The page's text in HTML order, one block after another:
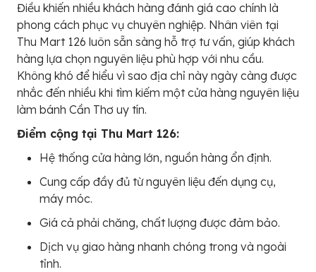
Điều khiến nhiều khách hàng đánh giá cao chính là
phong cách phục vụ chuyên nghiệp. Nhân viên tại
Thu Mart 126 luôn sẵn sàng hỗ trợ tư vấn, giúp khách
hàng lựa chọn nguyên liệu phù hợp với nhu cầu.
Không khó để hiểu vì sao địa chỉ này ngày càng được
nhắc đến nhiều khi tìm kiếm một cửa hàng nguyên liệu
làm bánh Cần Thơ uy tín.
Điểm cộng tại Thu Mart 126:
Hệ thống cửa hàng lớn, nguồn hàng ổn định.
Cung cấp đầy đủ từ nguyên liệu đến dụng cụ,
máy móc.
Giá cả phải chăng, chất lượng được đảm bảo.
Dịch vụ giao hàng nhanh chóng trong và ngoài
tỉnh.